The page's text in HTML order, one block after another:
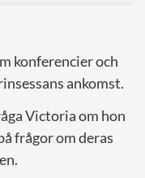
konferencier och
ankomst.
Victoria om hon
frågor om deras